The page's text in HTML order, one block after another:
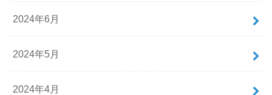
2024年6月
2024年5月
2024年4月